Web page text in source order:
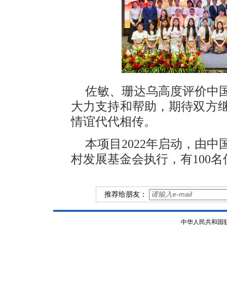
佐敏、珊达乌高度评价中
大力支持和帮助，期待双方
情谊代代相传。
本项目2022年启动，由中
村发展基金会执行，有100
推荐给朋友：
中华人民共和国